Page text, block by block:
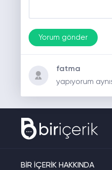
fatma
yapıyorum
BİR İÇERİK HAKKINDA